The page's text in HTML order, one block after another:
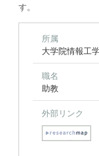
す。
所属
大学院情報工
職名
助教
外部リンク